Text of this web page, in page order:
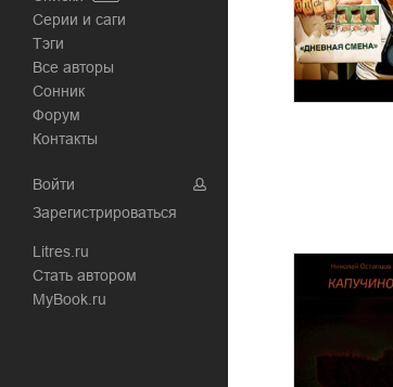
Серии и саги
Тэги
Все авторы
Сонник
Форум
Контакты
Войти
Зарегистрироваться
Litres.ru
Стать автором
MyBook.ru